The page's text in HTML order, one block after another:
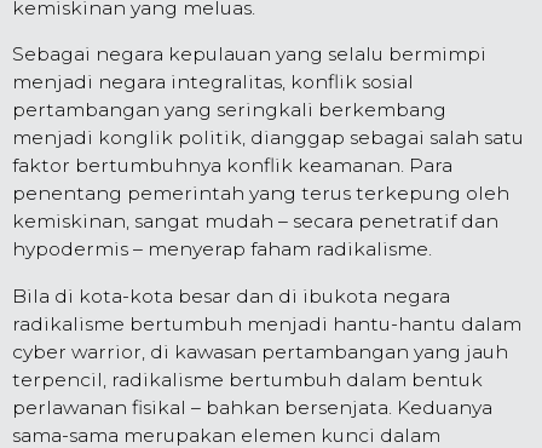
kemiskinan yang meluas.
Sebagai negara kepulauan yang selalu bermimpi
menjadi negara integralitas, konflik sosial
pertambangan yang seringkali berkembang
menjadi konglik politik, dianggap sebagai salah satu
faktor bertumbuhnya konflik keamanan. Para
penentang pemerintah yang terus terkepung oleh
kemiskinan, sangat mudah – secara penetratif dan
hypodermis – menyerap faham radikalisme.
Bila di kota-kota besar dan di ibukota negara
radikalisme bertumbuh menjadi hantu-hantu dalam
cyber warrior, di kawasan pertambangan yang jauh
terpencil, radikalisme bertumbuh dalam bentuk
perlawanan fisikal – bahkan bersenjata. Keduanya
sama-sama merupakan elemen kunci dalam